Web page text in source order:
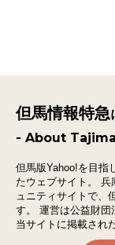
但馬情報特急
- About
但馬版Yahoo!を目指
たウェブサイト。
兵
ュニティサイトで、
す。
運営は公益財団
当サイトに掲載され